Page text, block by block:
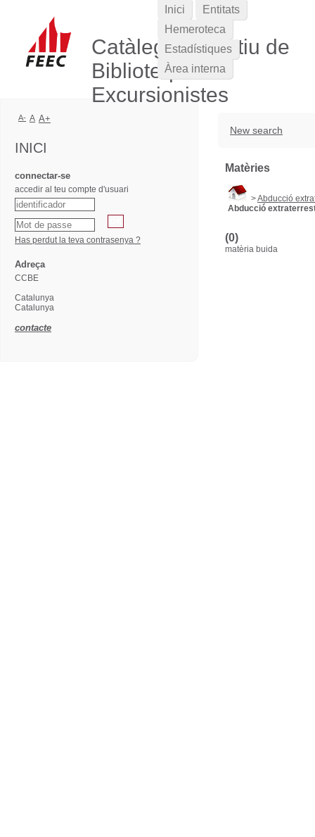
Catàleg Col·lectiu de
Biblioteques
Excursionistes
New search
Matèries
>Abducció
Abducció
(0)
matèria buida
Inici
Entitats
Hemeroteca
Estadístiques
Àrea interna
A- A A+
INICI
connectar-se
accedir al teu compte d'usuari
Has perdut la teva contrasenya ?
Adreça
CCBE
Catalunya
Catalunya
contacte